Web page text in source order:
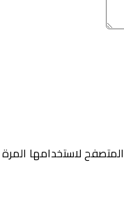
لاستخدامها